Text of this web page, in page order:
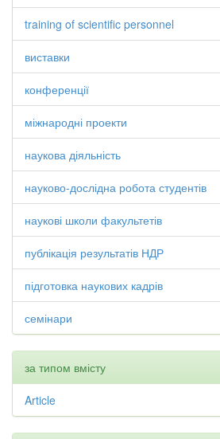
training of scientific personnel
виставки
конференції
міжнародні проекти
наукова діяльність
науково-дослідна робота студентів
наукові школи факультетів
публікація результатів НДР
підготовка наукових кадрів
семінари
за типом вмісту
Article